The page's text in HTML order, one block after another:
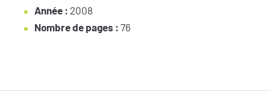
Année : 2008
Nombre de pages :76